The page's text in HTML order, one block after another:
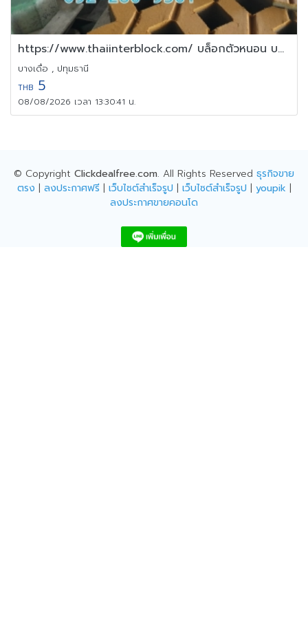
https://www.thaiinterblock.com/ บล็อกตัวหนอน บล็อกแปดเหลี่ยม
บางเดื่อ , ปทุมธานี
THB 5
08/08/2026 เวลา 13:30:41 น.
© Copyright Clickdealfree.com. All Rights Reserved ธุรกิจขาย
ตรง | ลงประกาศฟรี| เว็บไซต์สำเร็จรูป | เว็บไซต์สำเร็จรูป | youpik |
ลงประกาศขายคอนโด